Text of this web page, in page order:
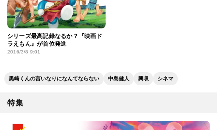
シリーズ最高記録なるか？『映画ド
ラえもん』が首位発進
2016/3/8 9:01
黒崎くんの言いなりになんてならない 中島健人 興収 シネマ
特集